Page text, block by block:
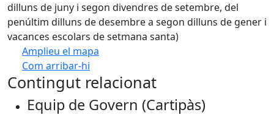
dilluns de juny i segon divendres de setembre, del
penúltim dilluns de desembre a segon dilluns de gener i
vacances escolars de setmana santa)
Amplieu el mapa
Com arribar-hi
+
Contingut relacionat
Equip de Govern (Cartipàs)